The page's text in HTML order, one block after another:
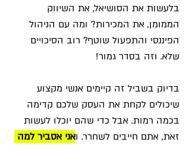
בלעשות את הסושיאל, את השיווק
הממומן, את המכירות? ומה עם הניהול
הפיננסי והתפעול שוטף? רוב הסיכויים
שלא. וזה בסדר גמור!
בדיוק בשביל זה קיימים אנשי מקצוע
שיכולים לקחת את העסק שלכם קדימה
בכמה רמות. אבל כדי שהם יוכלו לעשות
זאת, אתם חייבים לשחרר. ואני אסביר למה